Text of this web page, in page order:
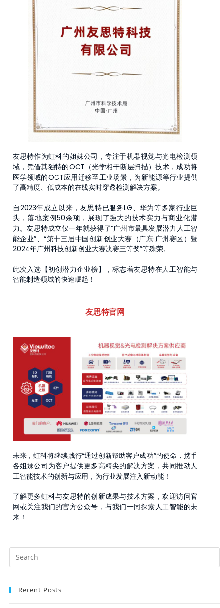
友思特作为虹科的姐妹公司，专注于机器视觉与光电检测领
域，凭借其独特的OCT（光学相干断层扫描）技术，成功将
医学领域的OCT应用迁移至工业场景，为新能源等行业提供
了高精度、低成本的在线实时穿透检测解决方案。
自2023年成立以来，友思特已服务LG、华为等多家行业巨
头，落地案例50余项，展现了强大的技术实力与商业化潜
力。友思特成立仅一年就获得了“广州市最具发展潜力人工智
能企业”、“第十三届中国创新创业大赛（广东·广州赛区）暨
2024年广州科技创新创业大赛决赛三等奖”等殊荣。
此次入选【初创潜力企业榜】，标志着友思特在人工智能与
智能制造领域的快速崛起！
友思特官网
未来，虹科将继续践行“通过创新帮助客户成功”的使命，携手
各姐妹公司为客户提供更多高精尖的解决方案，共同推动人
工智能技术的创新与应用，为行业发展注入新动能！
了解更多虹科与友思特的创新成果与技术方案，欢迎访问官
网或关注我们的官方公众号，与我们一同探索人工智能的未
来！
Recent Posts